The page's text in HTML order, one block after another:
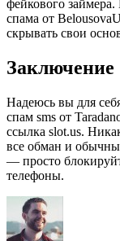
фейкового
спама от
скрывать свои
Заключение
Надеюсь вы для
спам sms от
ссылка slot.us.
все обман и
— просто
телефоны.